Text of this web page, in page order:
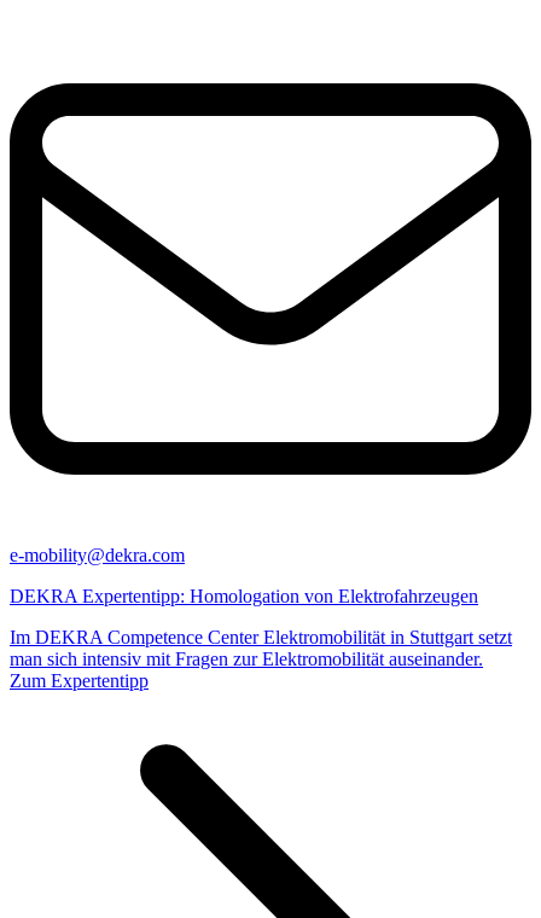
e-mobility@​dekra​.com
DEKRA Expertentipp: Homologation von Elektrofahrzeugen
Im DEKRA Competence Center Elektromobilität in Stuttgart setzt
Zum Expertentipp